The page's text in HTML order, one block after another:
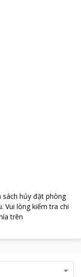
sách hủy đặt phòng
. Vui lòng kiểm tra chi
trên